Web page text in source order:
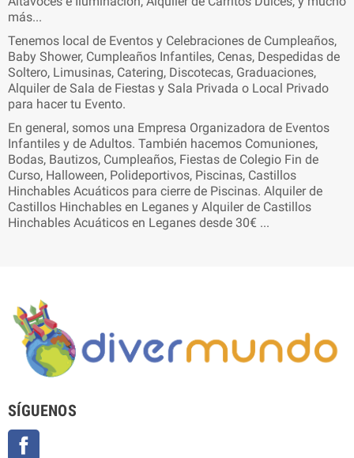
más...
Tenemos local de Eventos y Celebraciones de Cumpleaños,
Baby Shower, Cumpleaños Infantiles, Cenas, Despedidas de
Soltero, Limusinas, Catering, Discotecas, Graduaciones,
Alquiler de Sala de Fiestas y Sala Privada o Local Privado
para hacer tu Evento.
En general, somos una Empresa Organizadora de Eventos
Infantiles y de Adultos. También hacemos Comuniones,
Bodas, Bautizos, Cumpleaños, Fiestas de Colegio Fin de
Curso, Halloween, Polideportivos, Piscinas, Castillos
Hinchables Acuáticos para cierre de Piscinas. Alquiler de
Castillos Hinchables en Leganes y Alquiler de Castillos
Hinchables Acuáticos en Leganes desde 30€ ...
SÍGUENOS